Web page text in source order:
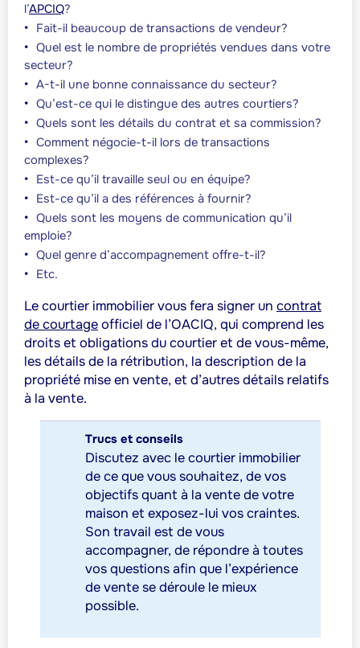
l’APCIQ?
Fait-il beaucoup de transactions de vendeur?
Quel est le nombre de propriétés vendues dans votre
secteur?
A-t-il une bonne connaissance du secteur?
Qu’est-ce qui le distingue des autres courtiers?
Quels sont les détails du contrat et sa commission?
Comment négocie-t-il lors de transactions
complexes?
Est-ce qu’il travaille seul ou en équipe?
Est-ce qu’il a des références à fournir?
Quels sont les moyens de communication qu’il
emploie?
Quel genre d’accompagnement offre-t-il?
Etc.
Le courtier immobilier vous fera signer un contrat
de courtageofficiel de l’OACIQ, qui comprend les
droits et obligations du courtier et de vous-même,
les détails de la rétribution, la description de la
propriété mise en vente, et d’autres détails relatifs
à la vente.
Trucs et conseils
Discutez avec le courtier immobilier
de ce que vous souhaitez, de vos
objectifs quant à la vente de votre
maison et exposez-lui vos craintes.
Son travail est de vous
accompagner, de répondre à toutes
vos questions afin que l’expérience
de vente se déroule le mieux
possible.